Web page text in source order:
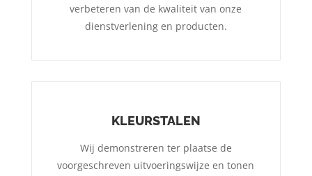
verbeteren van de kwaliteit van onze
dienstverlening en producten.
KLEURSTALEN
Wij demonstreren ter plaatse de
voorgeschreven uitvoeringswijze en tonen